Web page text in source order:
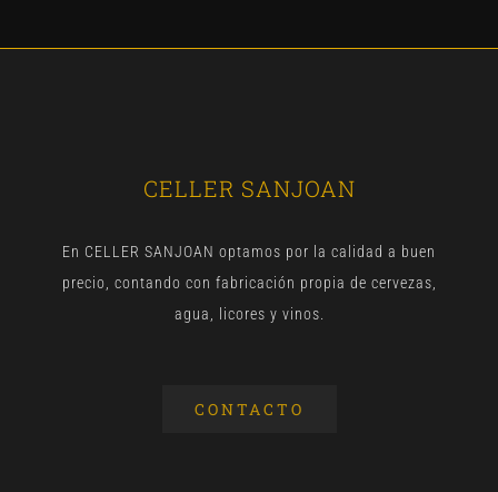
CELLER SANJOAN
En CELLER SANJOAN optamos por la calidad a buen
precio, contando con fabricación propia de cervezas,
agua, licores y vinos.
CONTACTO